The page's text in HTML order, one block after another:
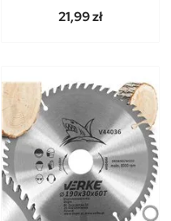
21,99 zł